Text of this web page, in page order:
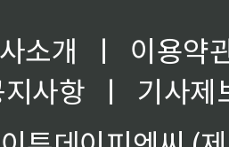
소개 ㅣ
이용약
사항
ㅣ
기사제